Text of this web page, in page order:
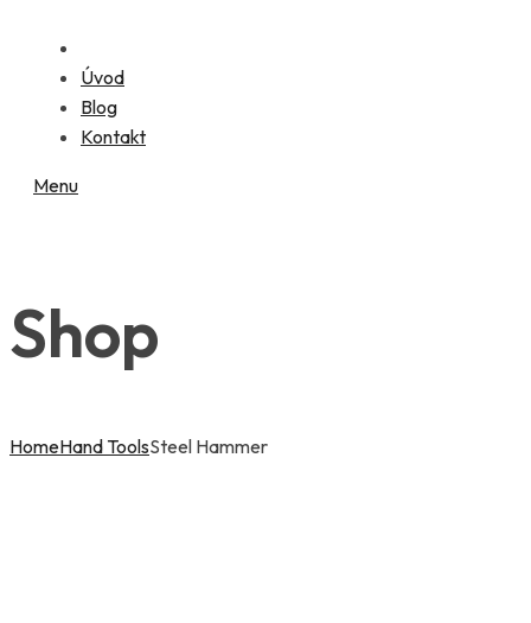
Úvod
Blog
Kontakt
Menu
Shop
HomeHand ToolsSteel Hammer